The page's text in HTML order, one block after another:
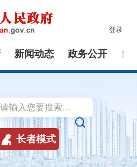
登录
新闻动态 政务公开 解

 长者模式